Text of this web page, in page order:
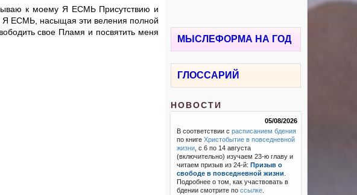
к моему Я ЕСМЬ Присутствию и
Я ЕСМЬ, насыщая эти веления полной
свое Пламя и посвятить меня
МЫСЛЕФОРМА НА ГОД
ГЛОССАРИЙ
НОВОСТИ
05/08/2026
В соответствии срасписанием бдения
по книгеХристобытие в повседневной
жизни , с 6 по 14 августа
(включительно) изучаем 23-ю главу и
читаем призыв из 24-й: Призыв о
свободе в повседневной жизни
Подробнее о том, как участвовать в
бдении смотрите поссылке